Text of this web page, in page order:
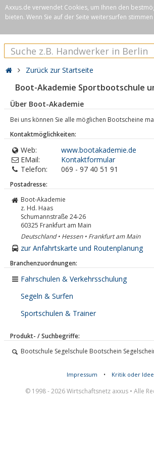
Axxus.de verwendet Cookies, um Ihnen den
bieten. Wenn Sie auf der Seite weitersurfen
Zurück zur Startseite
Boot-Akademie Sportbootschule
Über Boot-Akademie
Bei uns können Sie alle möglichen Bootscheine
Kontaktmöglichkeiten:
Web:
www.bootakademie.de
EMail:
Kontaktformular
Telefon:
069 - 97 40 51 91
Postadresse:
Boot-Akademie
z. Hd. Haas
Schumannstraße 24-26
60325 Frankfurt am Main
Deutschland • Hessen • Frankfurt am Main
zur Anfahrtskarte und Routenplanung
Branchenzuordnungen:
Fahrschulen & Verkehrsschulung
Segeln & Surfen
Sportschulen & Trainer
Produkt- / Suchbegriffe:
Bootschule Segelschule Bootschein
Impressum • Kritik oder
© 1998 - 2026 Wirtschaftsnetz axxus • Alle